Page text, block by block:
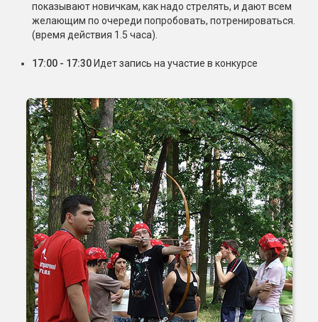
показывают новичкам, как надо стрелять, и дают всем
желающим по очереди попробовать, потренироваться.
(время действия 1.5 часа).
17:00 - 17:30 Идет запись на участие в конкурсе